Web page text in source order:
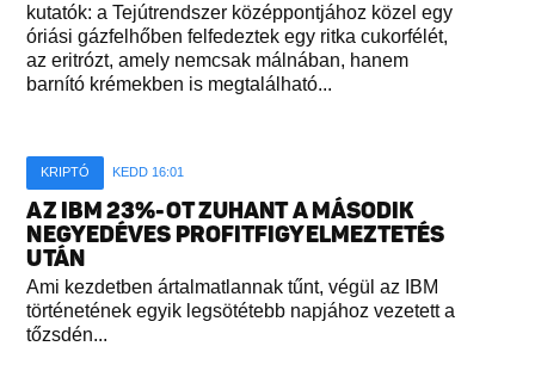
kutatók: a Tejútrendszer középpontjához közel egy
óriási gázfelhőben felfedeztek egy ritka cukorfélét,
az eritrózt, amely nemcsak málnában, hanem
barnító krémekben is megtalálható...
KRIPTÓ KEDD 16:01
AZ IBM 23%-OT ZUHANT A MÁSODIK
NEGYEDÉVES PROFITFIGYELMEZTETÉS
UTÁN
Ami kezdetben ártalmatlannak tűnt, végül az IBM
történetének egyik legsötétebb napjához vezetett a
tőzsdén...